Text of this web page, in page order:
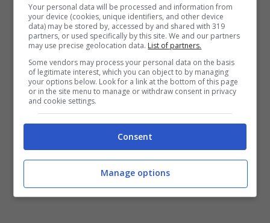
con stupore e gioia.
Una giornata di condivisione di valori e di
amicizia che laQuestura di Latina ha
fortemente voluto per questi giovani e che
ha reso ancora più speciale l’evento
organizzato dalla Prefettura di Latina.
Your personal data will be processed and information from
your device (cookies, unique identifiers, and other device
data) may be stored by, accessed by and shared with 319
partners, or used specifically by this site. We and our partners
may use precise geolocation data. List of partners.
Some vendors may process your personal data on the basis
of legitimate interest, which you can object to by managing
your options below. Look for a link at the bottom of this page
or in the site menu to manage or withdraw consent in privacy
and cookie settings.
Consent
Manage options